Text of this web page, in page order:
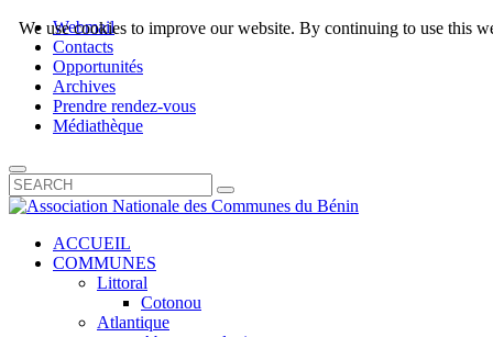
Webmail
Contacts
Opportunités
Archives
Prendre rendez-vous
Médiathèque
ACCUEIL
COMMUNES
Littoral
Cotonou
Atlantique
We use cookies to improve our website. By continuing to use this